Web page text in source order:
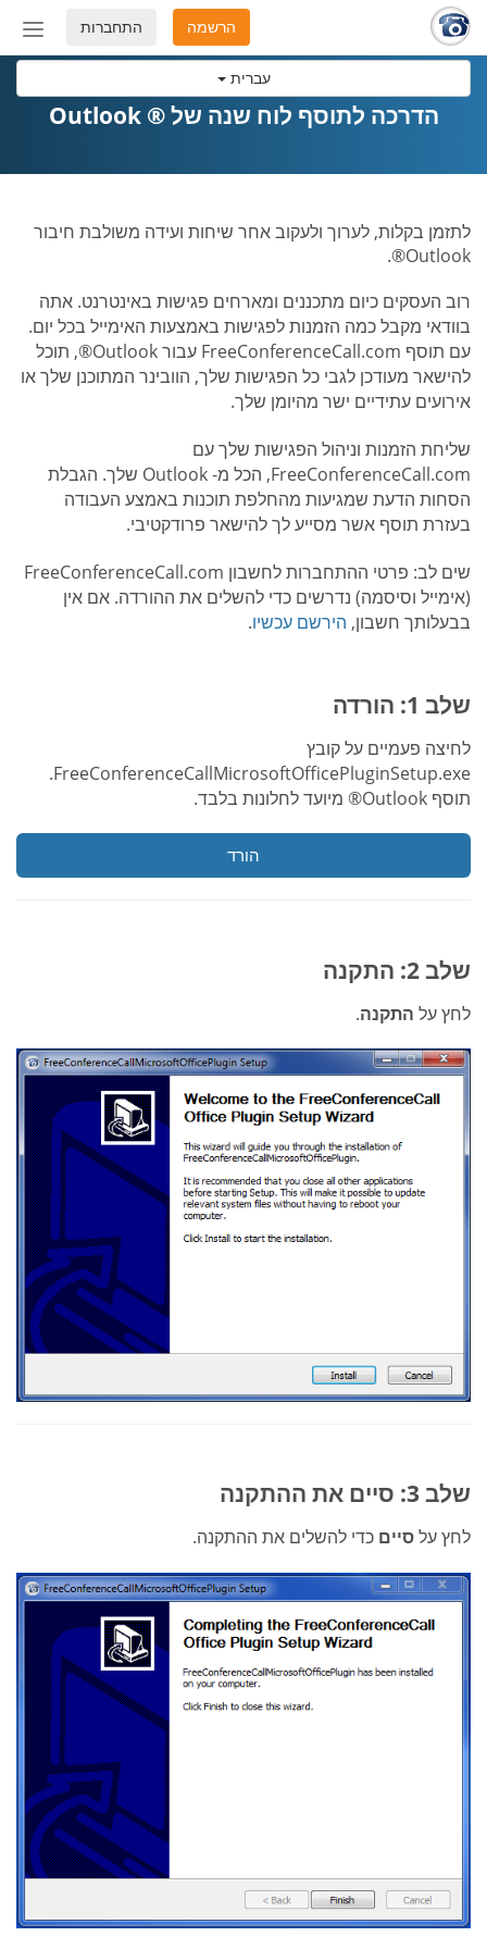
עברית
מצב
התחברות הרשמה
הדרכה לתוסף לוח שנה של ® Outlook
לתזמן בקלות, לערוך ולעקוב אחר שיחות ועידה משולבת חיבור
Outlook®.
רוב העסקים כיום מתכננים ומארחים פגישות באינטרנט. אתה
בוודאי מקבל כמה הזמנות לפגישות באמצעות האימייל בכל יום.
עם תוסף FreeConferenceCall.com עבור Outlook®, תוכל
להישאר מעודכן לגבי כל הפגישות שלך, הוובינר המתוכנן שלך או
אירועים עתידיים ישר מהיומן שלך.
שליחת הזמנות וניהול הפגישות שלך עם
FreeConferenceCall.com, הכל מ- Outlook שלך. הגבלת
הסחות הדעת שמגיעות מהחלפת תוכנות באמצע העבודה
בעזרת תוסף אשר מסייע לך להישאר פרודקטיבי.
שים לב: פרטי ההתחברות לחשבון FreeConferenceCall.com
(אימייל וסיסמה) נדרשים כדי להשלים את ההורדה. אם אין
בבעלותך חשבון, הירשם עכשיו.
שלב 1: הורדה
לחיצה פעמיים על קובץ
FreeConferenceCallMicrosoftOfficePluginSetup.exe.
תוסף Outlook® מיועד לחלונות בלבד.
הורד
שלב 2: התקנה
לחץ על התקנה.
שלב 3: סיים את ההתקנה
לחץ עלסיים כדי להשלים את ההתקנה.